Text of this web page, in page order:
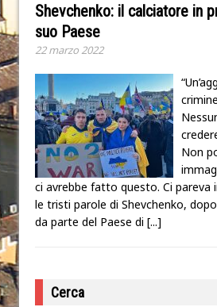
Shevchenko: il calciatore in
suo Paese
22 marzo 2022
Non
ci avrebbe fatto questo. Ci pareva
le tristi parole di Shevchenko, dopo
da parte del Paese di [...]
Cerca